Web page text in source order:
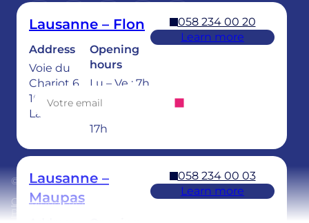
Lausanne – Flon
Address
Voie du
Chariot 6
1003
Lausanne
Opening
hours
Lu – Ve : 7h
– 20h
17h
058 234 00 20
Learn more
Lausanne –
Maupas
058 234 00 03
Learn more
LinkedInInstagramhttps://www.tiktok.com/
Facebook
YouTube
Abonnez-vous à notre newsletter
© 2025 Ardentis
Conditions générales
Politique de confidentialité